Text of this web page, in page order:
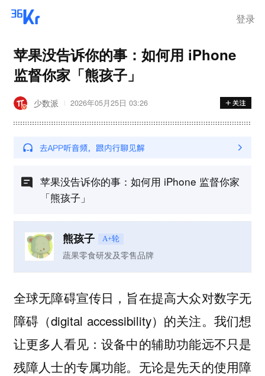
登录
苹果没告诉你的事：如何用 iPhone
监督你家「熊孩子」
少数派 2026年05月25日 03:26
苹果没告诉你的事：如何用 iPhone 监督你家
「熊孩子」
熊孩子 A+轮
蔬果零食研发及零售品牌
全球无障碍宣传日，旨在提高大众对数字无
障碍（digital accessibility）的关注。我们想
让更多人看见：设备中的辅助功能远不只是
残障人士的专属功能。无论是先天的使用障